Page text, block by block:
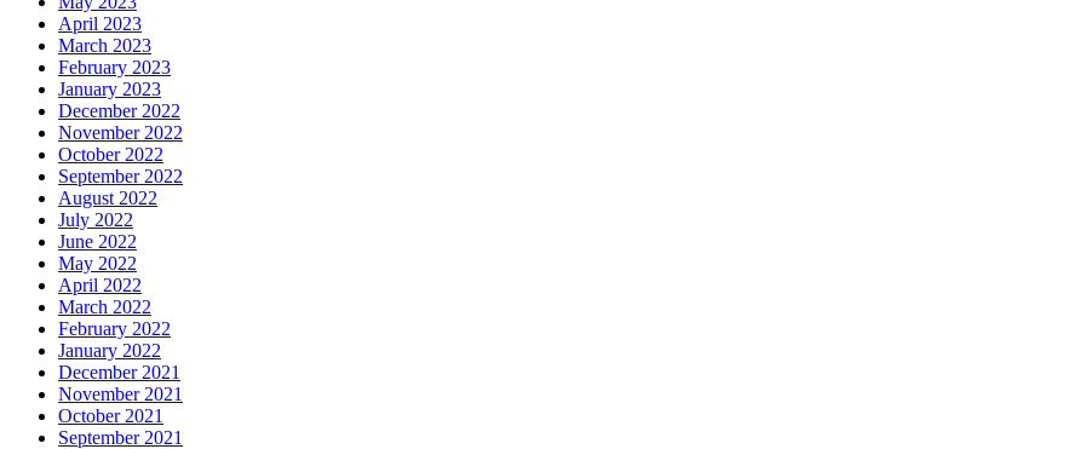
April 2023
March 2023
February 2023
January 2023
December 2022
November 2022
October 2022
September 2022
August 2022
July 2022
June 2022
May 2022
April 2022
March 2022
February 2022
January 2022
December 2021
November 2021
October 2021
September 2021